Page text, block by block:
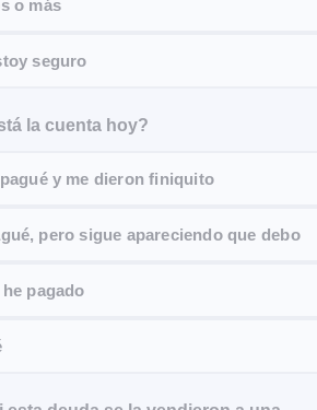
o más
seguro
la cuenta hoy?
y me dieron finiquito
pero sigue apareciendo que debo
he pagado